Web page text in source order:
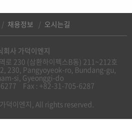
채용정보 오시는길
회사 가덕이엔지
로 230 (삼환하이펙스B동) 211~212호
230, Pangyoyeok-ro, Bundang-gu,
si, Gyeonggi-do
Fax : +82-31-705-6287
덕이엔지, All rights reserved.